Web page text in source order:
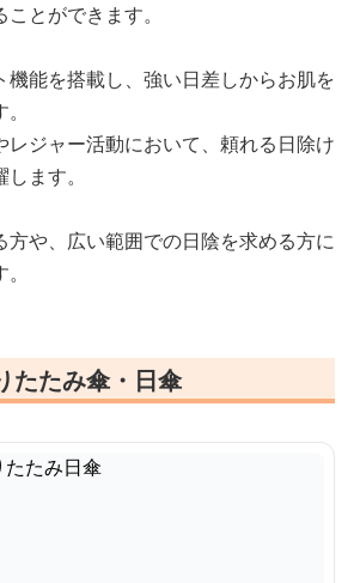
とができます。
機能を搭載し、強い日差しからお肌を
レジャー活動において、頼れる日除け
ます。
方や、広い範囲での日陰を求める方に
たたみ傘・日傘